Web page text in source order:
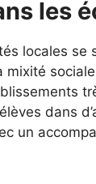
les
locales se
mixité
dans
un